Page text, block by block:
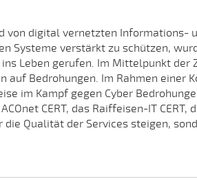
von digital vernetzten Informations-
Systeme verstärkt zu schützen,
ins Leben gerufen. Im Mittelpunkt
auf Bedrohungen. Im Rahmen
im Kampf gegen Cyber
CERT, das Raiffeisen-IT
die Qualität der Services steigen,